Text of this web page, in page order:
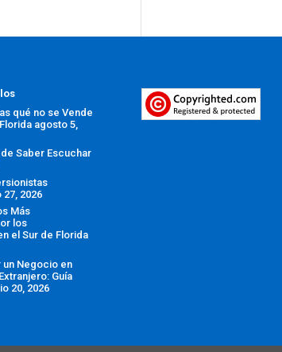
qué no se Vende
agosto 5,
Saber Escuchar
27, 2026
Más
los
el Sur de Florida
un Negocio en
Guía
20, 2026